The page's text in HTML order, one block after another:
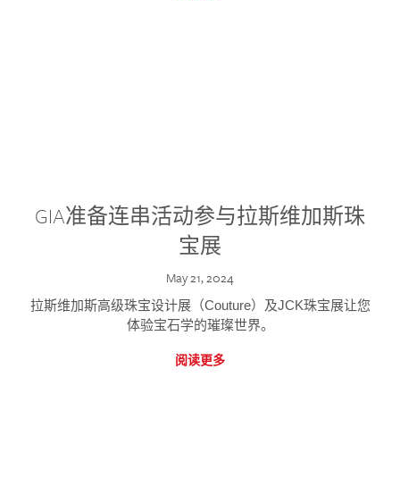
GIA准备连串活动参与拉斯维加斯珠
宝展
May 21, 2024
拉斯维加斯高级珠宝设计展（Couture）及JCK珠宝展让您
体验宝石学的璀璨世界。
阅读更多